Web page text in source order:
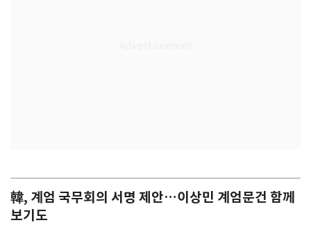
韓, 계엄 국무회의 서명 제안…이상민 계엄문건 함께
보기도